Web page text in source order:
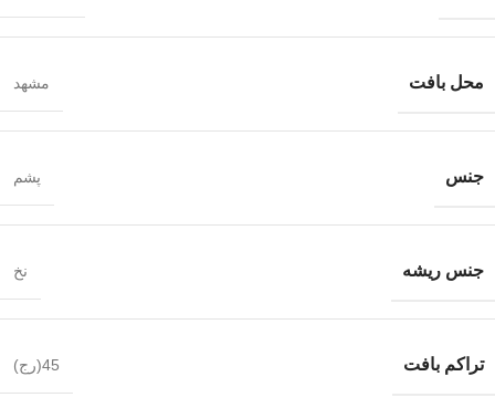
محل بافت مشهد
جنس پشم
جنس ریشه نخ
تراکم بافت 45(رج)